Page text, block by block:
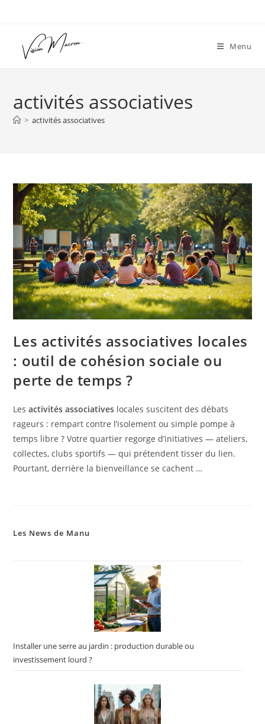
Menu
activités associatives
> activités associatives
Les activités associatives locales
: outil de cohésion sociale ou
perte de temps ?
Lesactivités associatives locales suscitent des débats
rageurs : rempart contre l’isolement ou simple pompe à
temps libre ? Votre quartier regorge d’initiatives — ateliers,
collectes, clubs sportifs — qui prétendent tisser du lien.
Pourtant, derrière la bienveillance se cachent …
Les News de Manu
Installer une serre au jardin : production durable ou
investissement lourd ?